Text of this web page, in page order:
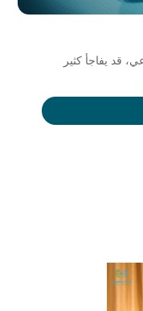
قد يفاجأ كثير